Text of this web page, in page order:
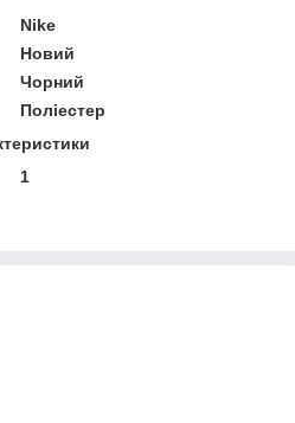
Nike
Новий
Чорний
Поліестер
1